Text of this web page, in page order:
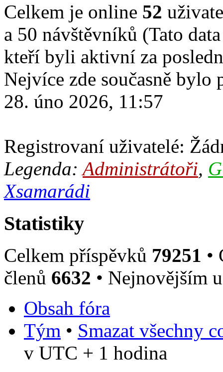
Celkem je online 52
a 50 návštěvníků (Tato
kteří byli aktivní za
Nejvíce zde současně
28. úno 2026, 11:57
Registrovaní uživatelé:
Legenda:Administrátoři,
Xsamarádi
Statistiky
Celkem příspěvků 79251 •
členů 6632 • Nejnovějším
Obsah fóra
Tým • Smazat všechny
v UTC + 1 hodina